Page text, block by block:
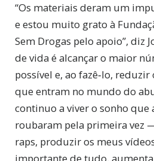
“Os materiais deram um
e estou muito grato à
Sem Drogas pelo apoio”, diz
de vida é alcançar o maior
possível e, ao fazê‑lo,
que entram no mundo do
continuo a viver o sonho que
roubaram pela primeira vez
raps, produzir os meus